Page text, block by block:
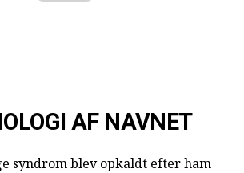
AF NAVNET
syndrom blev opkaldt efter ham